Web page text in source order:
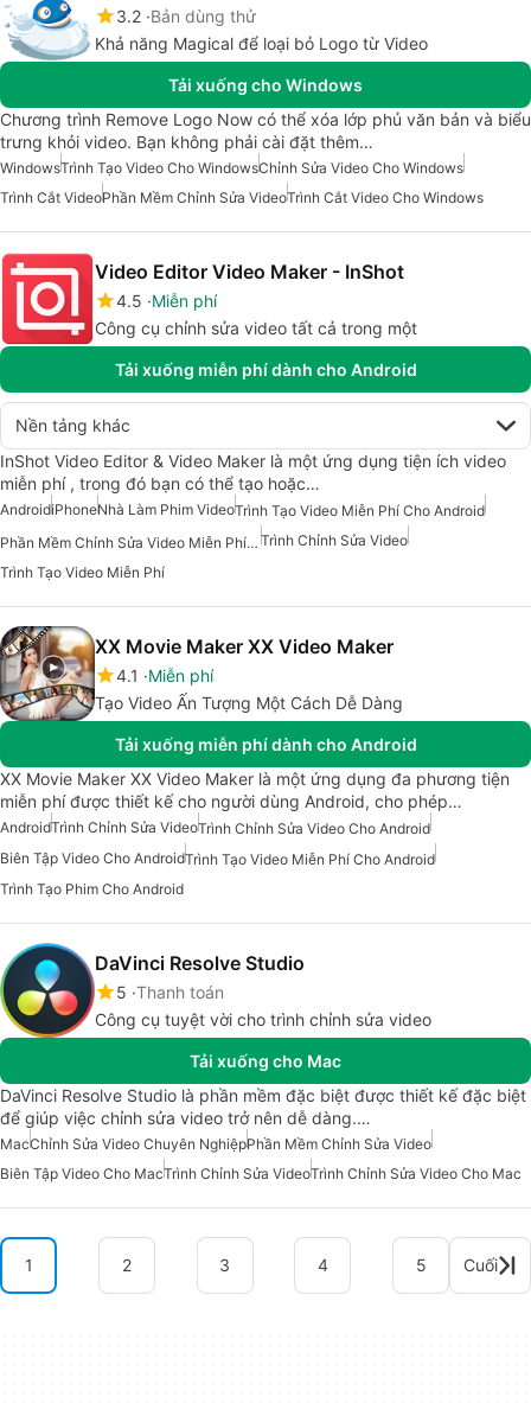
3.2 Bản dùng thử
Khả năng Magical để loại bỏ Logo từ Video
Tải xuống cho Windows
Chương trình Remove Logo Now có thể xóa lớp phủ văn bản và biểu
trưng khỏi video. Bạn không phải cài đặt thêm…
WindowsTrình Tạo Video Cho WindowsChỉnh Sửa Video Cho Windows
Trình Cắt VideoPhần Mềm Chỉnh Sửa VideoTrình Cắt Video Cho Windows
Video Editor Video Maker - InShot
4.5 Miễn phí
Công cụ chỉnh sửa video tất cả trong một
Tải xuống miễn phí dành cho Android
Nền tảng khác
InShot Video Editor & Video Maker là một ứng dụng tiện ích video
miễn phí , trong đó bạn có thể tạo hoặc…
AndroidiPhoneNhà Làm Phim VideoTrình Tạo Video Miễn Phí Cho Android
Phần Mềm Chỉnh Sửa Video Miễn Phí Cho Android Trình Chỉnh Sửa Video
Trình Tạo Video Miễn Phí
XX Movie Maker XX Video Maker
4.1
Miễn phí
Tạo Video Ấn Tượng Một Cách Dễ Dàng
Tải xuống miễn phí dành cho Android
XX Movie Maker XX Video Maker là một ứng dụng đa phương tiện
miễn phí được thiết kế cho người dùng Android, cho phép…
AndroidTrình Chỉnh Sửa VideoTrình Chỉnh Sửa Video Cho Android
Biên Tập Video Cho AndroidTrình Tạo Video Miễn Phí Cho Android
Trình Tạo Phim Cho Android
DaVinci Resolve Studio
5 Thanh toán
Công cụ tuyệt vời cho trình chỉnh sửa video
Tải xuống cho Mac
DaVinci Resolve Studio là phần mềm đặc biệt được thiết kế đặc biệt
để giúp việc chỉnh sửa video trở nên dễ dàng.…
MacChỉnh Sửa Video Chuyên NghiệpPhần Mềm Chỉnh Sửa Video
Biên Tập Video Cho MacTrình Chỉnh Sửa VideoTrình Chỉnh Sửa Video Cho Mac
1 2 3 4 5 Cuối